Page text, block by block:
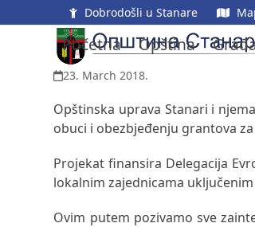
to
Dobrodošli u Stanare
Početna Opština
23. March 2018.
Opštinska uprava Stanari i
obuci i obezbjeđenju grantova
Projekat finansira Delegacija
lokalnim zajednicama
Ovim putem pozivamo sve